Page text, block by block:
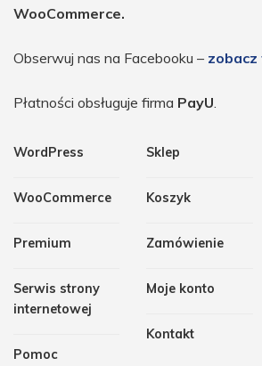
WooCommerce.
Obserwuj nas na Facebooku – zobacz
Płatności obsługuje firma PayU
WordPress
WooCommerce
Premium
Serwis strony
internetowej
Pomoc
Sklep
Koszyk
Zamówienie
Moje konto
Kontakt